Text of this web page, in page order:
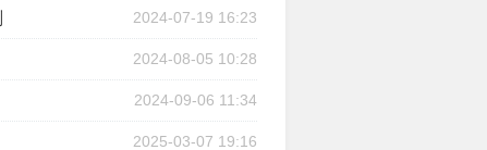
2024-07-19 16:23
2024-08-05 10:28
2024-09-06 11:34
2025-03-07 19:16